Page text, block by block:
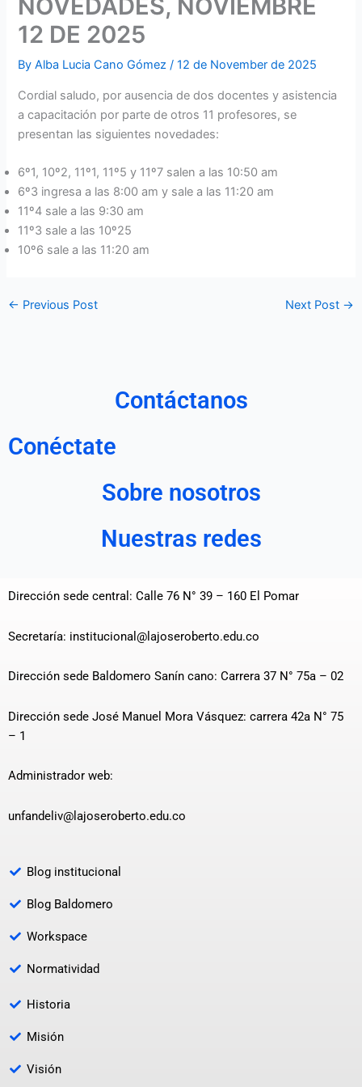
NOVEDADES, NOVIEMBRE
12 DE 2025
ByAlba Lucia Cano Gómez/12 de November de 2025
Cordial saludo, por ausencia de dos docentes y asistencia
a capacitación por parte de otros 11 profesores, se
presentan las siguientes novedades:
6º1, 10º2, 11º1, 11º5 y 11º7 salen a las 10:50 am
6º3 ingresa a las 8:00 am y sale a las 11:20 am
11º4 sale a las 9:30 am
11º3 sale a las 10º25
10º6 sale a las 11:20 am
← Previous Post Next Post →
Contáctanos
Conéctate
Sobre nosotros
Nuestras redes
Dirección sede central: Calle 76 N° 39 – 160 El Pomar
Secretaría: institucional@lajoseroberto.edu.co
Dirección sede Baldomero Sanín cano: Carrera 37 N° 75a – 02
Dirección sede José Manuel Mora Vásquez: carrera 42a N° 75
– 1
Administrador web:
unfandeliv@lajoseroberto.edu.co
Blog institucional
Blog Baldomero
Workspace
Normatividad
Historia
Misión
Visión